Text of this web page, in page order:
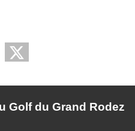
Golf du Grand Rodez